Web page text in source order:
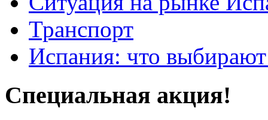
Транспорт
Испания: что
Специальная акция!